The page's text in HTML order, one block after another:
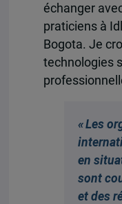
échanger
praticiens à
Bogota. Je
technologies
« Les
en
sont
et des